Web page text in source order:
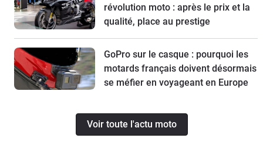
révolution moto : après le prix et la
qualité, place au prestige
GoPro sur le casque : pourquoi les
motards français doivent désormais
se méfier en voyageant en Europe
Voir toute l'actu moto